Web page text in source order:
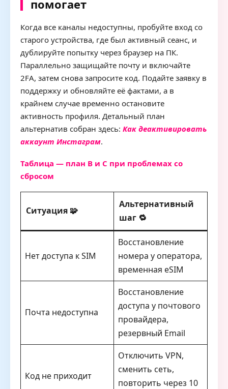
помогает
Когда все каналы недоступны, пробуйте вход со
старого устройства, где был активный сеанс, и
дублируйте попытку через браузер на ПК.
Параллельно защищайте почту и включайте
2FA, затем снова запросите код. Подайте заявку в
поддержку и обновляйте её фактами, а в
крайнем случае временно остановите
активность профиля. Детальный план
альтернатив собран здесь: Как деактивировать
аккаунт Инстаграм.
Таблица — план B и C при проблемах со
сбросом
Ситуация 🧩
Альтернативный
шаг 🔁
Нет доступа к SIM
Восстановление
номера у оператора,
временная eSIM
Почта недоступна
Восстановление
доступа у почтового
провайдера,
резервный Email
Код не приходит
Отключить VPN,
сменить сеть,
повторить через 10